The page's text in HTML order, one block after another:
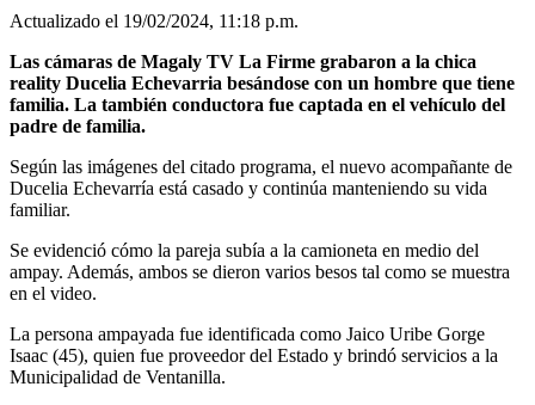
Actualizado el 19/02/2024, 11:18 p.m.
Las cámaras de Magaly TV La Firme grabaron a la chica
reality Ducelia Echevarria besándose con un hombre que tiene
familia. La también conductora fue captada en el vehículo del
padre de familia.
Según las imágenes del citado programa, el nuevo acompañante de
Ducelia Echevarría está casado y continúa manteniendo su vida
familiar.
Se evidenció cómo la pareja subía a la camioneta en medio del
ampay. Además, ambos se dieron varios besos tal como se muestra
en el video.
La persona ampayada fue identificada como Jaico Uribe Gorge
Isaac (45), quien fue proveedor del Estado y brindó servicios a la
Municipalidad de Ventanilla.